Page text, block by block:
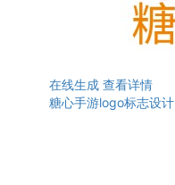
在线生成 查看详情
糖心手游logo标志设计